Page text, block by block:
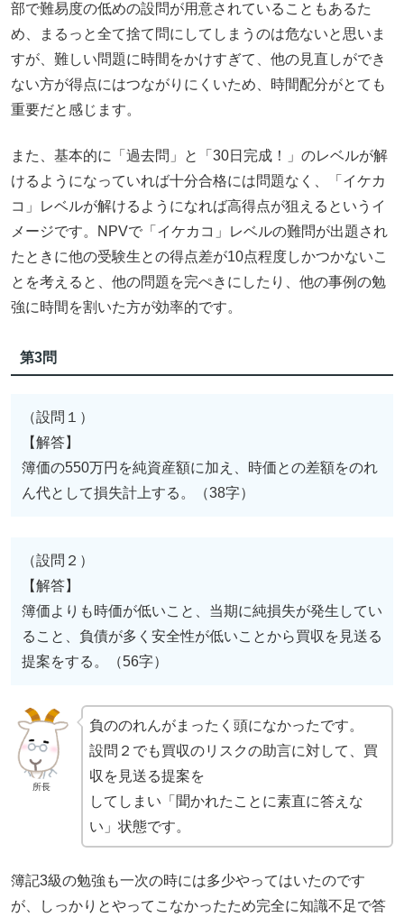
部で難易度の低めの設問が用意されていることもあるた
め、まるっと全て捨て問にしてしまうのは危ないと思いま
すが、難しい問題に時間をかけすぎて、他の見直しができ
ない方が得点にはつながりにくいため、時間配分がとても
重要だと感じます。
また、基本的に「過去問」と「30日完成！」のレベルが解
けるようになっていれば十分合格には問題なく、「イケカ
コ」レベルが解けるようになれば高得点が狙えるというイ
メージです。NPVで「イケカコ」レベルの難問が出題され
たときに他の受験生との得点差が10点程度しかつかないこ
とを考えると、他の問題を完ぺきにしたり、他の事例の勉
強に時間を割いた方が効率的です。
第3問
（設問１）
【解答】
簿価の550万円を純資産額に加え、時価との差額をのれ
ん代として損失計上する。（38字）
（設問２）
【解答】
簿価よりも時価が低いこと、当期に純損失が発生してい
ること、負債が多く安全性が低いことから買収を見送る
提案をする。（56字）
所長
負ののれんがまったく頭になかったです。
設問２でも買収のリスクの助言に対して、買
収を見送る提案を
してしまい「聞かれたことに素直に答えな
い」状態です。
簿記3級の勉強も一次の時には多少やってはいたのです
が、しっかりとやってこなかったため完全に知識不足で答